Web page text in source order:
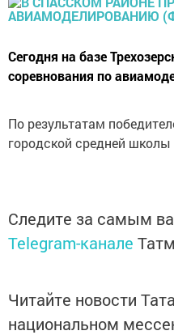
Сегодня на базе
соревнования по
По результатам
городской средней
Следите за самым
Telegram-канале
Читайте новости
национальном